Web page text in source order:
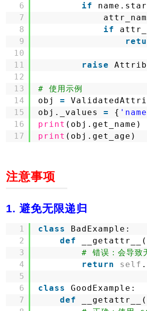
6
7
8
9
10
11
12
13
14
15
16
17
if
if
raise
# 使用示例
obj =
obj._values = {
print
print
注意事项
1. 避免无限递归
1
2
3
4
5
6
7
class
BadExample:
def
__getattr__(
# 错误：会导致
return
self
class
GoodExample:
def
__getattr__(